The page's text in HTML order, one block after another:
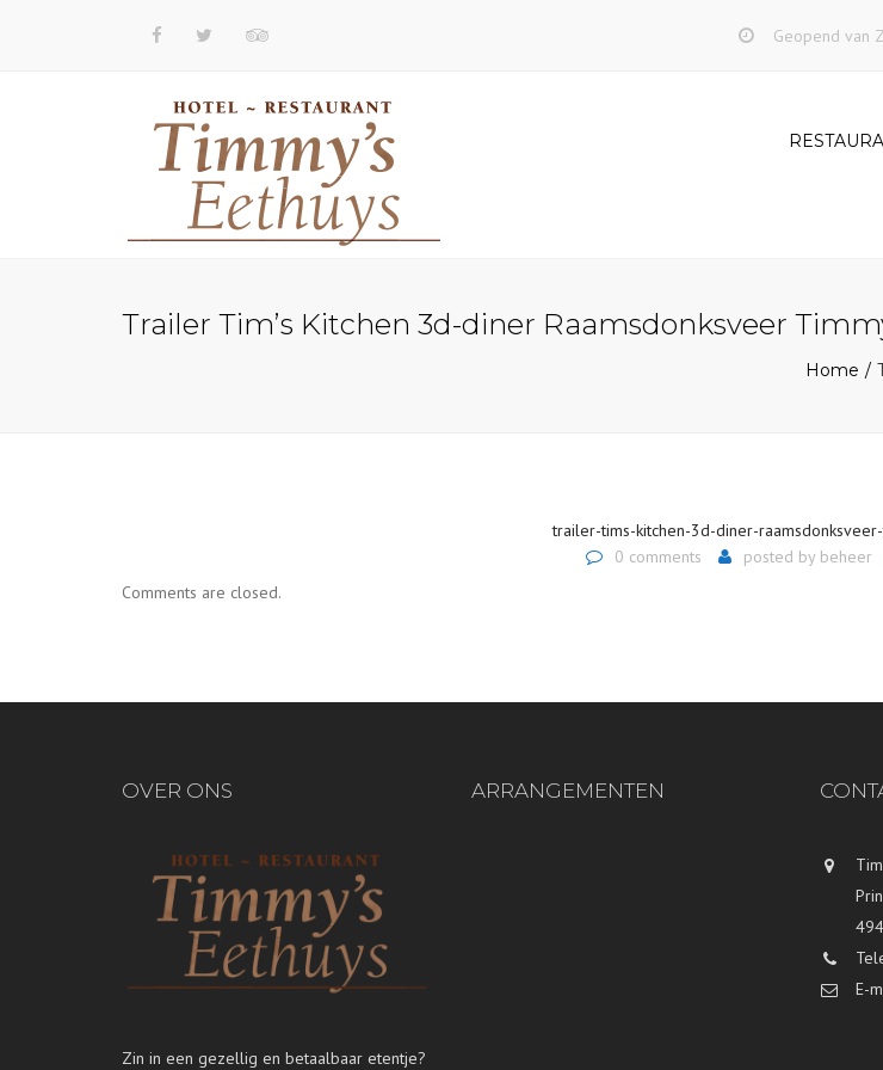
Geopend van
Trailer Tim’s Kitchen 3d-diner Raamsdonksveer
Home
trailer-tims-kitchen-3d-diner-
0 comments
posted by beheer
Comments are closed.
OVER ONS
Zin in een gezellig en betaalbaar etentje?
ARRANGEMENTEN
E-